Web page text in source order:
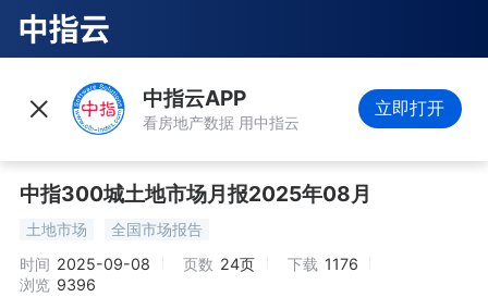
中指云APP
看房地产数据 用中指云
立即打开
中指300城土地市场月报2025年08月
土地市场
全国市场报告
时间 2025-09-08 页数 24页 下载 1176
浏览 9396